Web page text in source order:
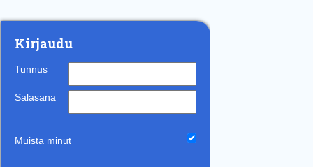
Kirjaudu
Tunnus
Salasana
Muista minut